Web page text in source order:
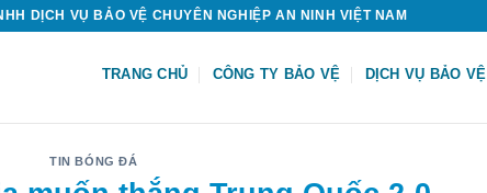
DỊCH VỤ BẢO VỆ CHUYÊN NGHIỆP AN NINH VIỆT NAM
TRANG CHỦ CÔNG TY BẢO VỆ DỊCH VỤ BẢO VỆ
TIN BÓNG ĐÁ